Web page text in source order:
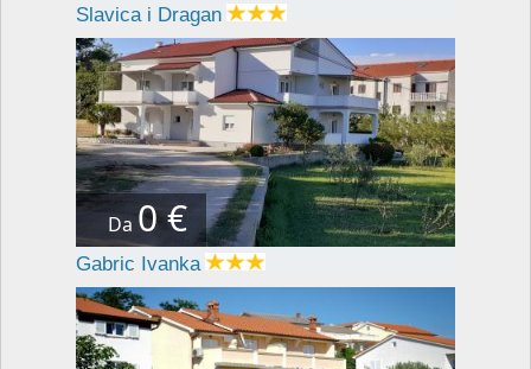
Slavica i Dragan
Da 0 €
Gabric Ivanka